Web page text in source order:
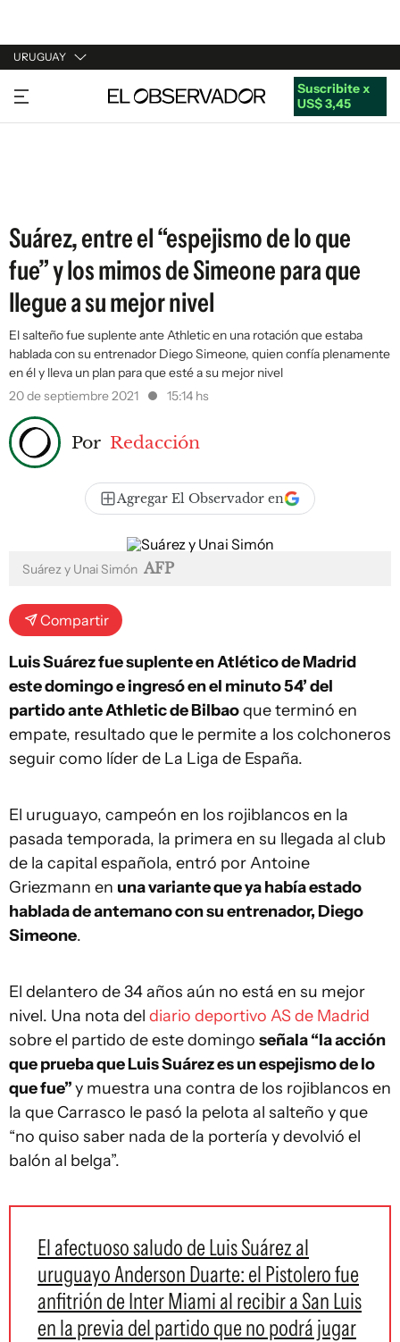
URUGUAY
URUGUAY
ARGENTINA
Suscribite x
US$ 3,45
Suárez, entre el “espejismo de lo que
fue” y los mimos de Simeone para que
llegue a su mejor nivel
El salteño fue suplente ante Athletic en una rotación que estaba
hablada con su entrenador Diego Simeone, quien confía plenamente
en él y lleva un plan para que esté a su mejor nivel
20 de septiembre 2021
15:14 hs
Por Redacción
Agregar El Observador en
Suárez y Unai Simón AFP
Compartir
Luis Suárez fue suplente en Atlético de Madrid
este domingo e ingresó en el minuto 54’ del
partido ante Athletic de Bilbaoque terminó en
empate, resultado que le permite a los colchoneros
seguir como líder de La Liga de España.
El uruguayo, campeón en los rojiblancos en la
pasada temporada, la primera en su llegada al club
de la capital española, entró por Antoine
Griezmann en una variante que ya había estado
hablada de antemano con su entrenador, Diego
Simeone.
El delantero de 34 años aún no está en su mejor
nivel. Una nota del diario deportivo AS de Madrid
sobre el partido de este domingo señala “la acción
que prueba que Luis Suárez es un espejismo de lo
que fue”y muestra una contra de los rojiblancos en
la que Carrasco le pasó la pelota al salteño y que
“no quiso saber nada de la portería y devolvió el
balón al belga”.
El afectuoso saludo de Luis Suárez al
uruguayo Anderson Duarte: el Pistolero fue
anfitrión de Inter Miami al recibir a San Luis
en la previa del partido que no podrá jugar